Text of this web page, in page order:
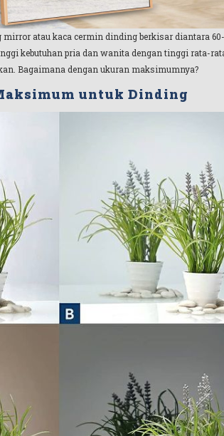
atau kaca cermin dinding berkisar diantara
kebutuhan pria dan wanita dengan tinggi rata-
Bagaimana dengan ukuran maksimumnya?
untuk Dinding